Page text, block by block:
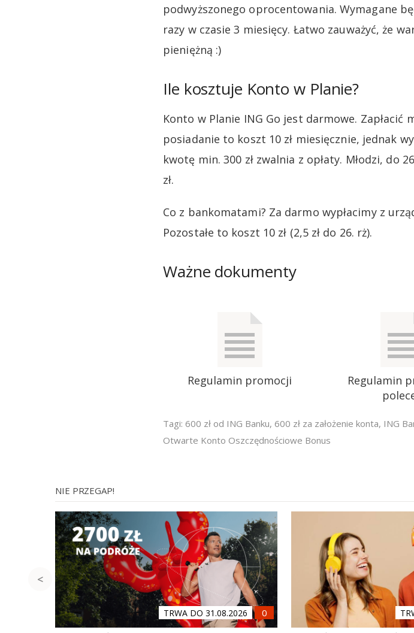
podwyższonego oprocentowania. Wymagane
razy w czasie 3 miesięcy. Łatwo zauważyć, że
pieniężną :)
Ile kosztuje Konto w Planie?
Konto w Planie ING Go jest darmowe.
posiadanie to koszt 10 zł miesięcznie, jednak
kwotę min. 300 zł zwalnia z opłaty. Młodzi, do
zł.
Co z bankomatami? Za darmo wypłacimy z
Pozostałe to koszt 10 zł (2,5 zł do 26. rż).
Ważne dokumenty
Regulamin promocji
Regulamin
Tagi: 600 zł od ING Banku, 600 zł za założenie konta, ING
Otwarte Konto Oszczędnościowe Bonus
NIE PRZEGAP!
TRWA DO 31.08.2026